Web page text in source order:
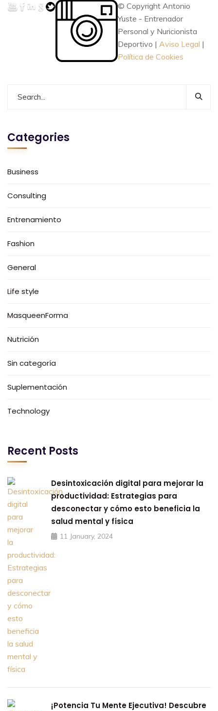
© Copyright Antonio
Yuste - Entrenador
Personal y Nuricionista
Deportivo | Aviso Legal |
Política de Cookies
Categories
Business
Consulting
Entrenamiento
Fashion
General
Life style
MasqueenForma
Nutrición
Sin categoría
Suplementación
Technology
Recent Posts
Desintoxicación digital para mejorar la
productividad: Estrategias para
desconectar y cómo esto beneficia la
salud mental y física
11 January, 2024
¡Potencia Tu Mente Ejecutiva! Descubre